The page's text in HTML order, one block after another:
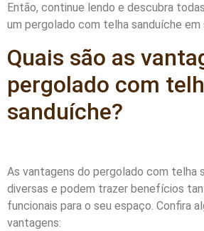
Então, continue lendo e descubra
um pergolado com telha sanduíche em
Quais são as
pergolado com
sanduíche?
As vantagens do pergolado com telha
diversas e podem trazer benefícios
funcionais para o seu espaço. Confira
vantagens: